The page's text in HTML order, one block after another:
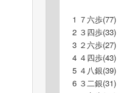
1 ７六歩(77)
2 ３四歩(33)
3 ２六歩(27)
4 ４四歩(43)
5 ４八銀(39)
6 ３二銀(31)